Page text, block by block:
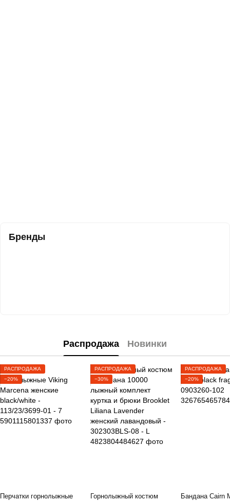
Бренды
Распродажа Новинки
РАСПРОДАЖА
−20%
Перчатки горнолыжные
РАСПРОДАЖА
−30%
Горнолыжный костюм
РАСПРОДАЖА
−20%
Бандана Cairn